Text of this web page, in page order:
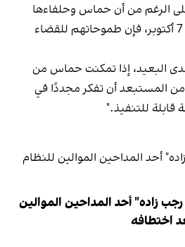
الرغم من أن حماس وحلفاءها
تعرضوا لضربات قوية منذ 7 أكتوبر، فإن طموحاتهم للقضاء
البعيد، إذا تمكنت حماس من
المستبعد أن تفكر مجددًا في
للتنفيذ."
زاده" أحد المداحين الموالين
اختطافه